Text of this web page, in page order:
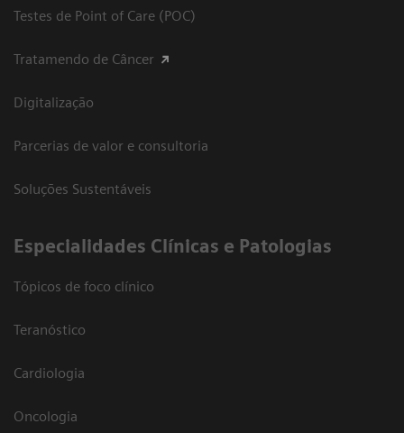
Testes de Point of Care (POC)
Tratamendo de Câncer
Digitalização
Parcerias de valor e consultoria
Soluções Sustentáveis
​Especialidades Clínicas e Patologias
Tópicos de foco clínico
Teranóstico
Cardiologia
Oncologia